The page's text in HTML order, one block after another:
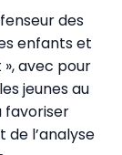
des
enfants et
avec pour
jeunes au
favoriser
l’analyse